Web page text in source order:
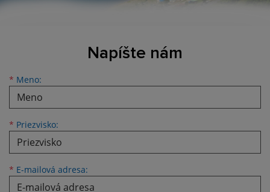
Napíšte nám
* Meno:
Meno
* Priezvisko:
Priezvisko
* E-mailová adresa:
E-mailová adresa